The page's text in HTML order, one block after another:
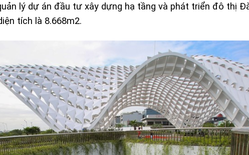
lý dự án đầu tư xây dựng hạ tầng và phát triển đô thị
tích là 8.668m2.